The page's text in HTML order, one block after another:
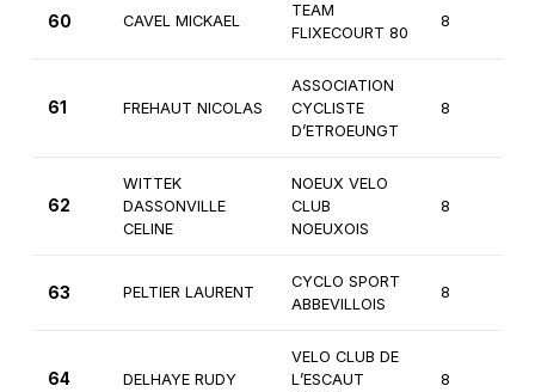
60 CAVEL MICKAEL
TEAM
FLIXECOURT 80
8
61 FREHAUT NICOLAS
ASSOCIATION
CYCLISTE
D’ETROEUNGT
8
62
WITTEK
DASSONVILLE
CELINE
NOEUX VELO
CLUB
NOEUXOIS
8
63 PELTIER LAURENT
CYCLO SPORT
ABBEVILLOIS
8
64 DELHAYE RUDY
VELO CLUB DE
L’ESCAUT
8